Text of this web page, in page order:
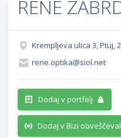
RENE
Krempljeva ulica 3, Ptuj,
rene.optika@siol.net
Dodaj v portfelj
Dodaj v Bizi